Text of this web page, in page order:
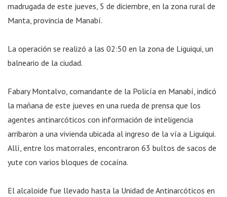
madrugada de este jueves, 5 de diciembre, en la zona rural de
Manta, provincia de Manabí.
La operación se realizó a las 02:50 en la zona de Liguiqui, un
balneario de la ciudad.
Fabary Montalvo, comandante de la Policía en Manabí, indicó
la mañana de este jueves en una rueda de prensa que los
agentes antinarcóticos con información de inteligencia
arribaron a una vivienda ubicada al ingreso de la vía a Liguiqui.
Allí, entre los matorrales, encontraron 63 bultos de sacos de
yute con varios bloques de cocaína.
El alcaloide fue llevado hasta la Unidad de Antinarcóticos en